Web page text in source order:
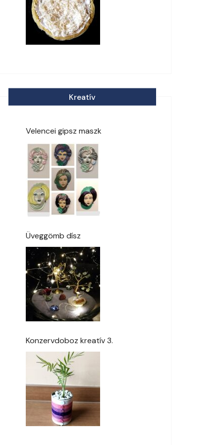
Kreatív
Velencei gipsz maszk
Üveggömb dísz
Konzervdoboz kreatív 3.